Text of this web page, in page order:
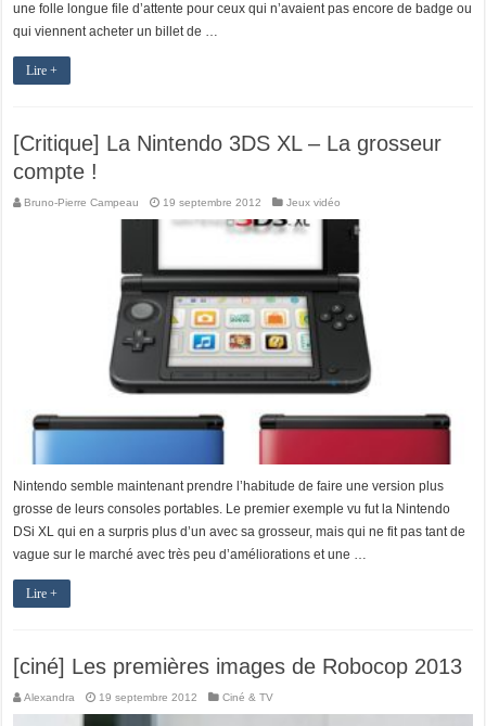
une folle longue file d’attente pour ceux qui n’avaient pas encore de badge ou
qui viennent acheter un billet de …
Lire +
[Critique] La Nintendo 3DS XL – La grosseur
compte !
Bruno-Pierre Campeau 19 septembre 2012 Jeux vidéo
Nintendo semble maintenant prendre l’habitude de faire une version plus
grosse de leurs consoles portables. Le premier exemple vu fut la Nintendo
DSi XL qui en a surpris plus d’un avec sa grosseur, mais qui ne fit pas tant de
vague sur le marché avec très peu d’améliorations et une …
Lire +
[ciné] Les premières images de Robocop 2013
Alexandra 19 septembre 2012 Ciné & TV